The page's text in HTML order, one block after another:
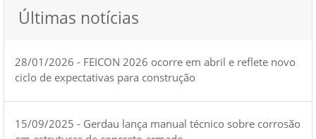
Últimas notícias
28/01/2026 - FEICON 2026 ocorre em abril e reflete novo
ciclo de expectativas para construção
15/09/2025 - Gerdau lança manual técnico sobre corrosão